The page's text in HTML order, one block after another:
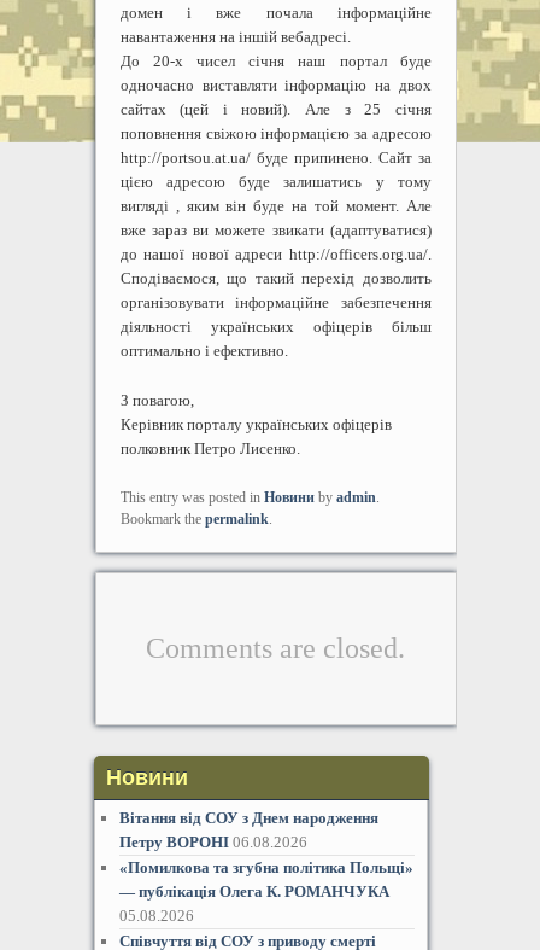
домен і вже почала інформаційне
навантаження на іншій вебадресі.
До 20-х чисел січня наш портал буде
одночасно виставляти інформацію на двох
сайтах (цей і новий). Але з 25 січня
поповнення свіжою інформацією за адресою
http://portsou.at.ua/ буде припинено. Сайт за
цією адресою буде залишатись у тому
вигляді , яким він буде на той момент. Але
вже зараз ви можете звикати (адаптуватися)
до нашої нової адреси http://officers.org.ua/.
Сподіваємося, що такий перехід дозволить
організовувати інформаційне забезпечення
діяльності українських офіцерів більш
оптимально і ефективно.
З повагою,
Керівник порталу українських офіцерів
полковник Петро Лисенко.
This entry was posted in Новиниby admin.
Bookmark the permalink.
Comments are closed.
Новини
Вітання від СОУ з Днем народження
Петру ВОРОНІ 06.08.2026
«Помилкова та згубна політика Польщі»
— публікація Олега К. РОМАНЧУКА
05.08.2026
Співчуття від СОУ з приводу смерті